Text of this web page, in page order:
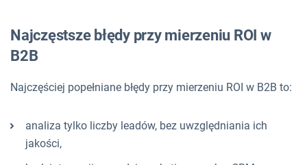
Najczęstsze błędy przy mierzeniu ROI w
B2B
Najczęściej popełniane błędy przy mierzeniu ROI w B2B to:
analiza tylko liczby leadów, bez uwzględniania ich
jakości,